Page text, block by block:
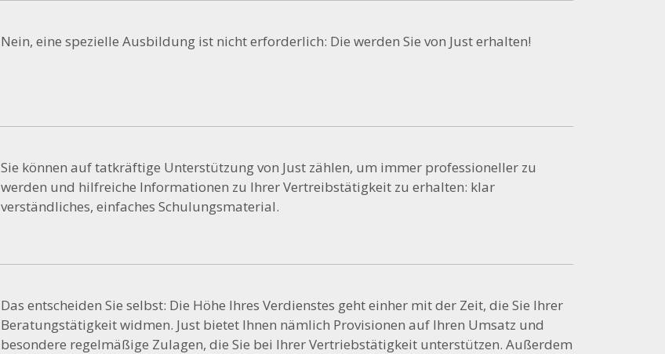
Nein, eine spezielle Ausbildung ist nicht erforderlich: Die werden Sie von Just erhalten!
Sie können auf tatkräftige Unterstützung von Just zählen, um immer professioneller zu
werden und hilfreiche Informationen zu Ihrer Vertreibstätigkeit zu erhalten: klar
verständliches, einfaches Schulungsmaterial.
Das entscheiden Sie selbst: Die Höhe Ihres Verdienstes geht einher mit der Zeit, die Sie Ihrer
Beratungstätigkeit widmen. Just bietet Ihnen nämlich Provisionen auf Ihren Umsatz und
besondere regelmäßige Zulagen, die Sie bei Ihrer Vertriebstätigkeit unterstützen. Außerdem